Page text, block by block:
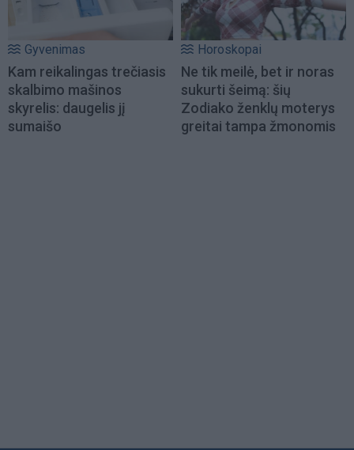
Gyvenimas
Kam reikalingas trečiasis
skalbimo mašinos
skyrelis: daugelis jį
sumaišo
Horoskopai
Ne tik meilė, bet ir noras
sukurti šeimą: šių
Zodiako ženklų moterys
greitai tampa žmonomis